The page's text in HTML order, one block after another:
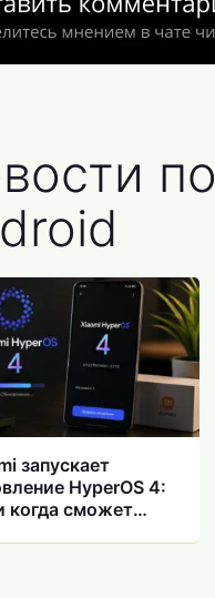
запускает
HyperOS 4:
когда сможет